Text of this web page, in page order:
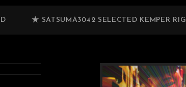
★ SATSUMA3042 SELECTED KEMPER RIG